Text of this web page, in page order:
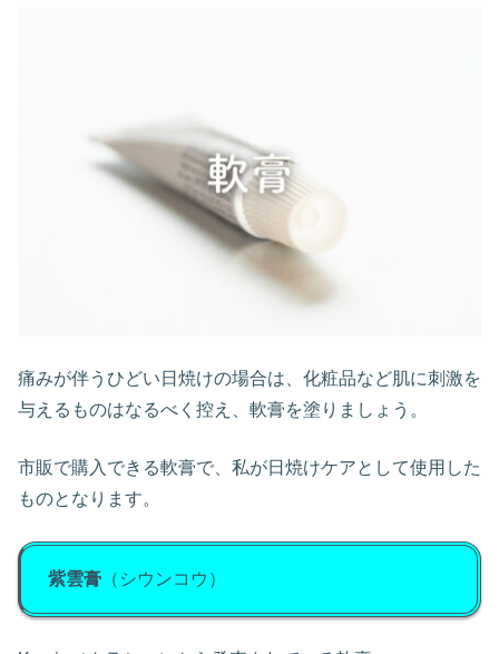
痛みが伴うひどい日焼けの場合は、化粧品など肌に刺激を
与えるものはなるべく控え、軟膏を塗りましょう。
市販で購入できる軟膏で、私が日焼けケアとして使用した
ものとなります。
紫雲膏 （シウンコウ）